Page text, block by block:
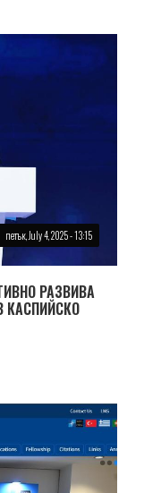
петък, July 4, 2025 - 13:15
РАЗВИВА
КАСПИЙСКО